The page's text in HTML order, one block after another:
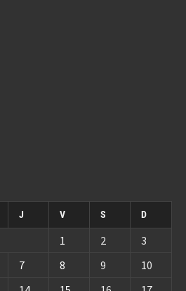
J V S D
1 2
3
7 8 9
10